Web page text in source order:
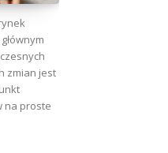
zmian jest
na proste